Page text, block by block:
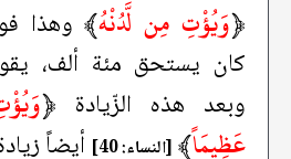
﴿وَيُؤْتِ مِن لَّدُنْهُ﴾ وهذا
كان يستحق مئة ألف،
وبعد هذه الزّيادة ﴿
عَظِيمَاً﴾ [النساء: 40]
أيضاً